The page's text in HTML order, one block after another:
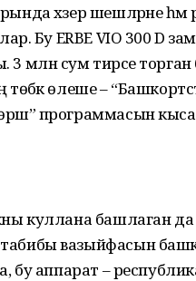
хәзер шешләрне
Бу ERBE VIO 300 D
сум тирәсе торган
өлеше –
программасын
куллана башлаган
вазыйфасын
бу аппарат –